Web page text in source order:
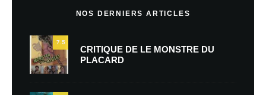
NOS DERNIERS ARTICLES
7.5
CRITIQUE DE LE MONSTRE DU
PLACARD